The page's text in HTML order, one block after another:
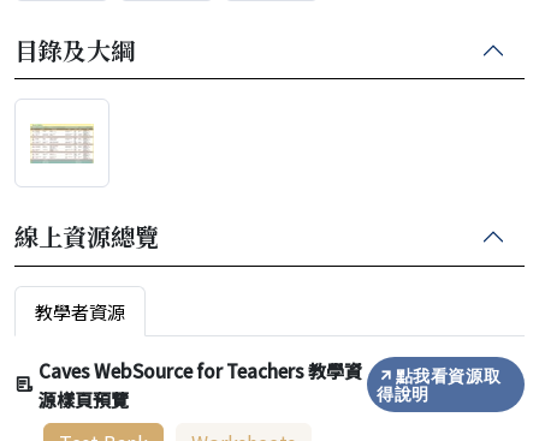
目錄及大綱
線上資源總覽
教學者資源
Caves WebSource for Teachers 教學資
源樣頁預覽
點我看資源取
得說明